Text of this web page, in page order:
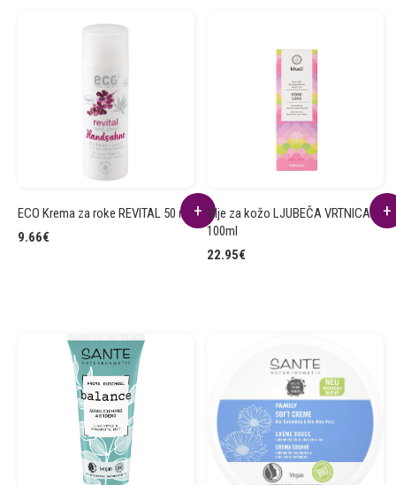
ECO Krema za roke REVITAL 50 ml
9.66€
Olje za kožo LJUBEČA VRTNICA
100ml
22.95€